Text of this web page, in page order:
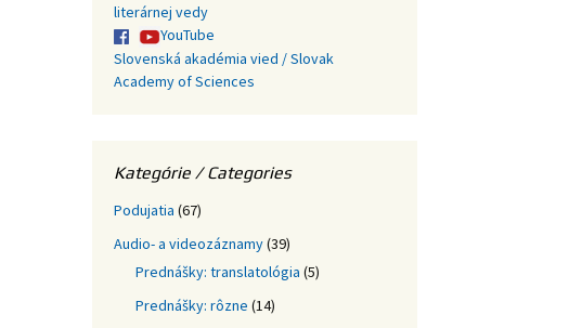
literárnej vedy
YouTube
Slovenská akadémia vied / Slovak
Academy of Sciences
Kategórie / Categories
Podujatia (67)
Audio- a videozáznamy(39)
Prednášky: translatológia (5)
Prednášky: rôzne (14)